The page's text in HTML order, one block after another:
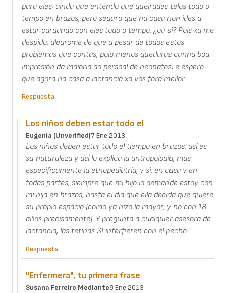
para eles; ainda que entendo que queirades telos todo o
tempo en brazos, pero seguro que na casa non ides a
estar cargando con eles todo o tempo, ¿ou si? Pois xa me
despido, alégrome de que a pesar de todos estos
problemas que contas, polo menos quedaras cunha boa
impresión da maioría do persoal de neonatos, e espero
que agora na casa a lactancia xa vos fora mellor.
Respuesta
Los niños deben estar todo el
Eugenia (unverified)7 Ene 2013
Los niños deben estar todo el tiempo en brazos, así es
su naturaleza y así lo explica la antropología, más
especificamente la etnopediatría, y si, en casa y en
todas partes, siempre que mi hijo lo demande estoy con
mi hija en brazos, hasta el día que ella decida que quiere
su propio espacio (como ya hizo la mayor, y no con 18
años precisamente). Y pregunta a cualquier asesora de
lactancia, las tetinas SI interfieren con el pecho.
Respuesta
"Enfermera", tu primera frase
Susana Ferreiro Mediante8 Ene 2013